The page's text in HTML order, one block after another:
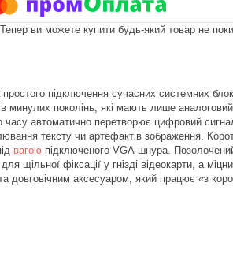
ви можете купити будь-який товар не
підключення сучасних системних
минулих поколінь, які мають лише
автоматично перетворює цифровий
тексту чи артефактів зображення.
вагою підключеного VGA-шнура.
щільної фіксації у гнізді відеокарти, а
довговічним аксесуаром, який працює «з